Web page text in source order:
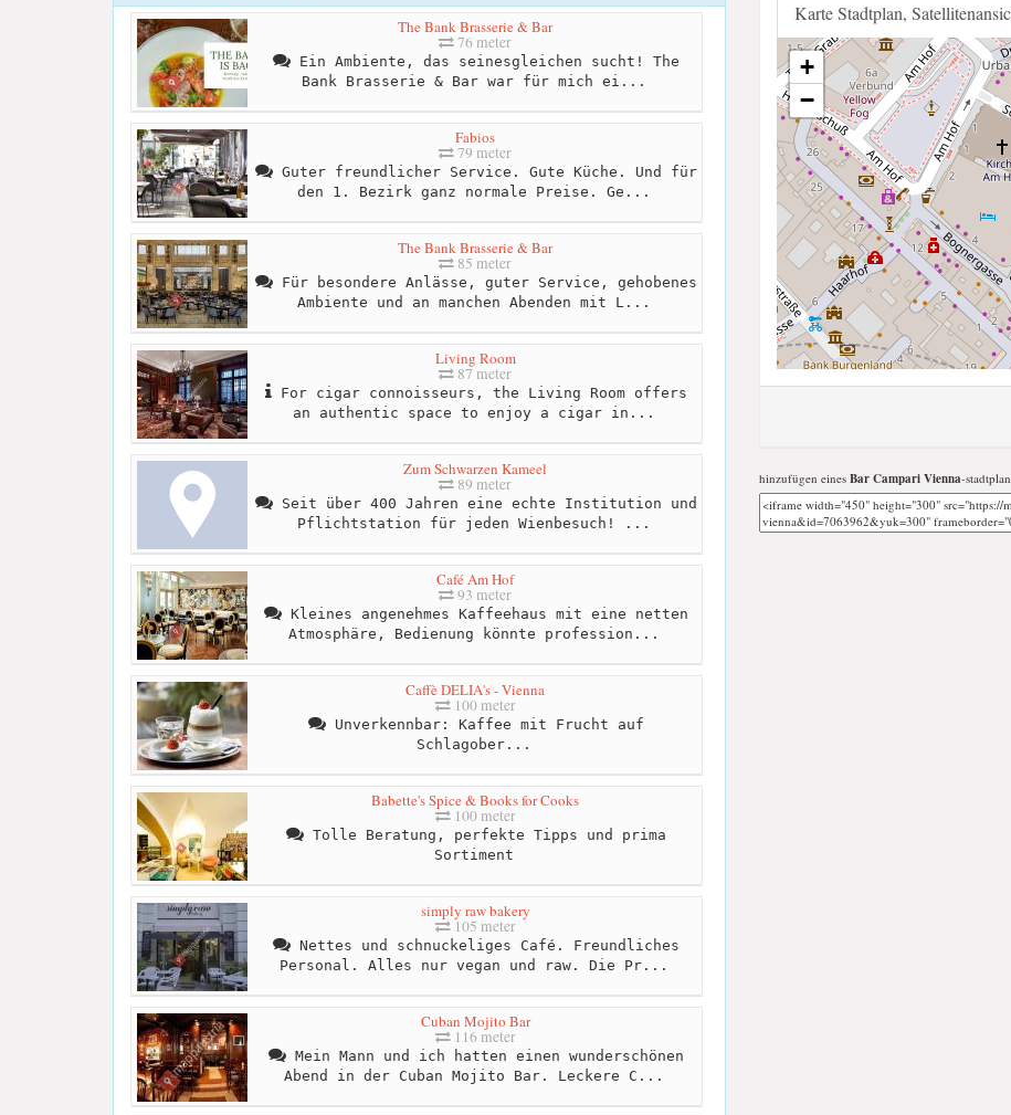
The Bank Brasserie & Bar
76 meter
Ein Ambiente, das seinesgleichen sucht! The
Bank Brasserie & Bar war für mich ei...
Fabios
79 meter
Guter freundlicher Service. Gute Küche. Und für
den 1. Bezirk ganz normale Preise. Ge...
The Bank Brasserie & Bar
85 meter
Für besondere Anlässe, guter Service, gehobenes
Ambiente und an manchen Abenden mit L...
Living Room
87 meter
For cigar connoisseurs, the Living Room offers
an authentic space to enjoy a cigar in...
Zum Schwarzen Kameel
89 meter
Seit über 400 Jahren eine echte Institution und
Pflichtstation für jeden Wienbesuch! ...
Café Am Hof
93 meter
Kleines angenehmes Kaffeehaus mit eine netten
Atmosphäre, Bedienung könnte profession...
Caffè DELIA's - Vienna
100 meter
Unverkennbar: Kaffee mit Frucht auf
Schlagober...
Babette's Spice & Books for Cooks
100 meter
Tolle Beratung, perfekte Tipps und prima
Sortiment
simply raw bakery
105 meter
Nettes und schnuckeliges Café. Freundliches
Personal. Alles nur vegan und raw. Die Pr...
Cuban Mojito Bar
116 meter
Mein Mann und ich hatten einen wunderschönen
Abend in der Cuban Mojito Bar. Leckere C...
Karte Stadtplan,
+
−
hinzufügen eines Bar Campari Vienna-